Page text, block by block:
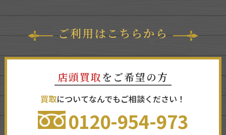
ご利用はこちらから
店頭買取 をご希望の方
買取についてなんでもご相談ください！
0120-954-973